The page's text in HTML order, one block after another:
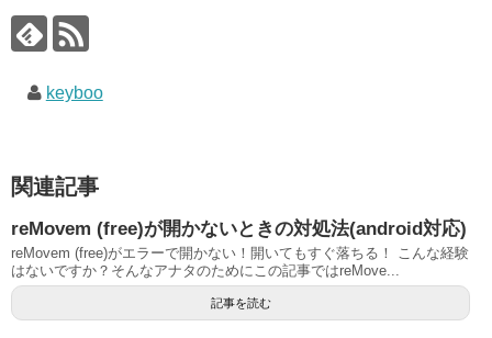
keyboo
関連記事
reMovem (free)が開かないときの対処法(android対応)
reMovem (free)がエラーで開かない！開いてもすぐ落ちる！ こんな経験
はないですか？そんなアナタのためにこの記事ではreMove...
記事を読む